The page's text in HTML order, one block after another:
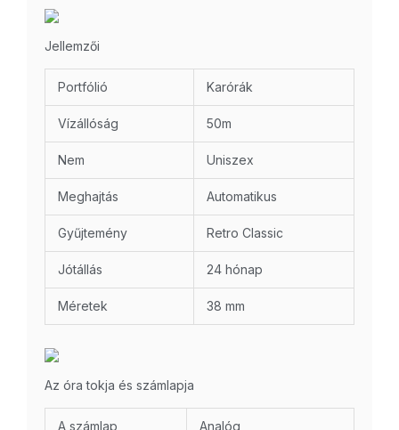
Jellemzői
Portfólió Karórák
Vízállóság 50m
Nem Uniszex
Meghajtás Automatikus
Gyűjtemény Retro Classic
Jótállás 24 hónap
Méretek 38 mm
Az óra tokja és számlapja
A számlap Analóg